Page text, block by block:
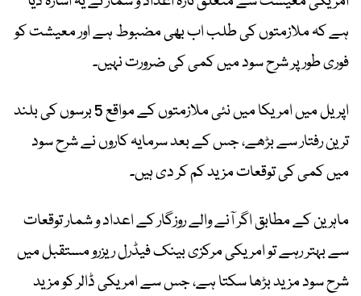
ہے کہ ملازمتوں کی طلب اب بھی مضبوط ہے اور معیشت کو
فوری طور پر شرح سود میں کمی کی ضرورت نہیں۔
اپریل میں امریکا میں نئی ملازمتوں کے مواقع 5 برسوں کی بلند
ترین رفتار سے بڑھے، جس کے بعد سرمایہ کاروں نے شرح سود
میں کمی کی توقعات مزید کم کر دی ہیں۔
ماہرین کے مطابق اگر آنے والے روزگار کے اعداد و شمار توقعات
سے بہتر رہے تو امریکی مرکزی بینک فیڈرل ریزرو مستقبل میں
شرح سود مزید بڑھا سکتا ہے، جس سے امریکی ڈالر کو مزید